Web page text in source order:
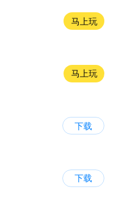
马上玩
马上玩
下载
下载